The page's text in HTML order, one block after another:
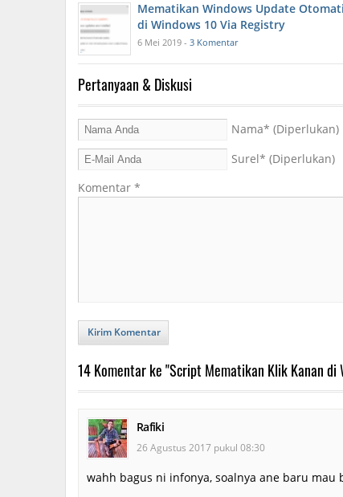
Mematikan Windows Update
di Windows 10 Via Registry
6 Mei 2019 - 3 Komentar
Pertanyaan & Diskusi
Nama* (Diperlukan)
Surel* (Diperlukan)
Komentar *
Kirim Komentar
14 Komentar ke "Script Mematikan Klik Kanan di
Rafiki
26 Agustus 2017 pukul 08:30
wahh bagus ni infonya, soalnya ane baru mau